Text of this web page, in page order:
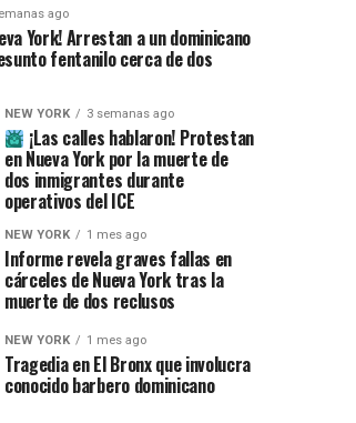
ago
York! Arrestan a un dominicano
fentanilo cerca de dos
NEW YORK 3 semanas ago
¡Las calles hablaron! Protestan
en Nueva York por la muerte de
dos inmigrantes durante
operativos del ICE
NEW YORK 1 mes ago
Informe revela graves fallas en
cárceles de Nueva York tras la
muerte de dos reclusos
NEW YORK 1 mes ago
Tragedia en El Bronx que involucra
conocido barbero dominicano